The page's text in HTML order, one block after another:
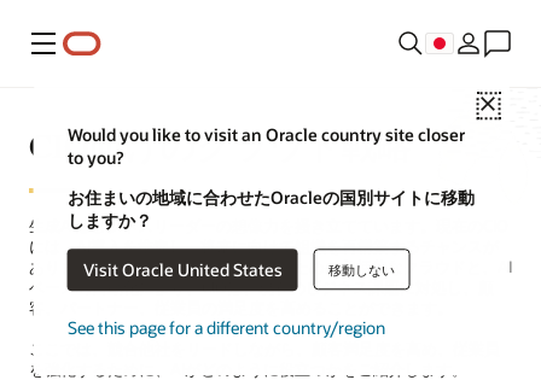
メニュー
Close
Would you like to visit an Oracle country site closer
to you?
お住まいの地域に合わせたOracleの国別サイトに移動
しますか？
Visit Oracle United States 移動しない
See this page for a different country/region
CIO向けのクラウド戦略
生成AIはビジネスリーダーの想像力を掻き立てています。現在のCIO
には、AI導入を推進し、将来に向けて組織を再構築するチャンスが
あります。ITの構築、自動化、拡張のための包括的なクラウドと、AI
ベースの自動化により、CIOは、現在のビジネス課題に対処し、顧
客、パートナー、従業員の満足度を高めることができます。
ここでは、競合他社をリードしながら、顧客満足度を高め、従業員
を強化するために、AIがどのように役立つかをご紹介します。